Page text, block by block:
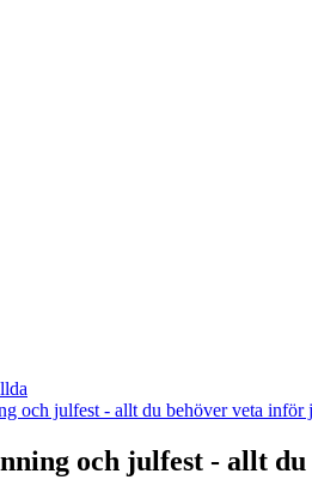
och julfest - allt du behöver veta inför
och julfest - allt